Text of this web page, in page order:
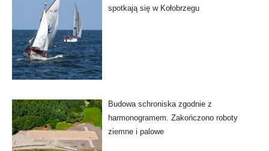
spotkają się w Kołobrzegu
Budowa schroniska zgodnie z
harmonogramem. Zakończono roboty
ziemne i palowe